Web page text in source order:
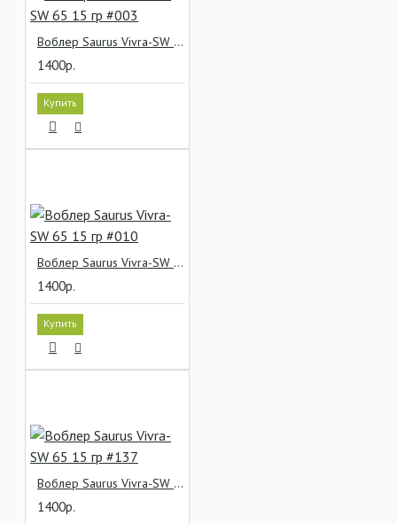
Воблер Saurus Vivra-SW 65 15 гр #003
1400р.
Купить
Воблер Saurus Vivra-SW 65 15 гр #010
1400р.
Купить
Воблер Saurus Vivra-SW 65 15 гр #137
1400р.